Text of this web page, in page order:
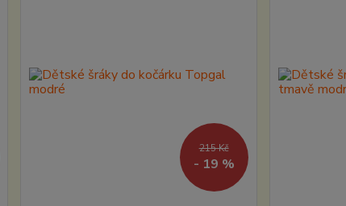
215 Kč
- 19 %